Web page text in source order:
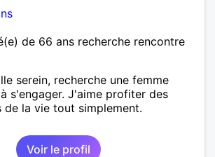
de 66 ans recherche rencontre
serein, recherche une femme
s'engager. J'aime profiter des
de la vie tout simplement.
Voir le profil